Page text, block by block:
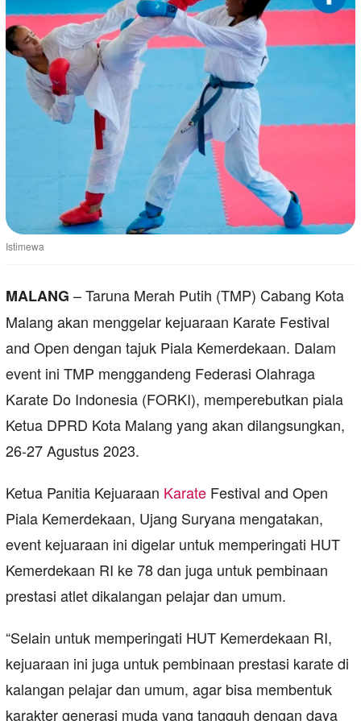
Istimewa
MALANG – Taruna Merah Putih (TMP) Cabang Kota
Malang akan menggelar kejuaraan Karate Festival
and Open dengan tajuk Piala Kemerdekaan. Dalam
event ini TMP menggandeng Federasi Olahraga
Karate Do Indonesia (FORKI), memperebutkan piala
Ketua DPRD Kota Malang yang akan dilangsungkan,
26-27 Agustus 2023.
Ketua Panitia Kejuaraan Karate Festival and Open
Piala Kemerdekaan, Ujang Suryana mengatakan,
event kejuaraan ini digelar untuk memperingati HUT
Kemerdekaan RI ke 78 dan juga untuk pembinaan
prestasi atlet dikalangan pelajar dan umum.
“Selain untuk memperingati HUT Kemerdekaan RI,
kejuaraan ini juga untuk pembinaan prestasi karate di
kalangan pelajar dan umum, agar bisa membentuk
karakter generasi muda yang tangguh dengan daya